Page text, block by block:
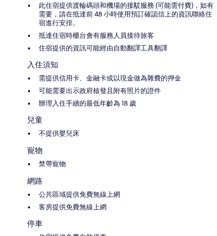
此住宿提供渡輪碼頭和機場的接駁服務 (可能需付費)，如有
需要，請在抵達前 48 小時使用預訂確認信上的資訊聯絡住
宿進行安排。
抵達住宿時櫃台會有服務人員接待旅客
住宿提供的資訊可能經由自動翻譯工具翻譯
入住須知
需提供信用卡、金融卡或以現金做為雜費的押金
可能需要出示政府核發且附有照片的證件
辦理入住手續的最低年齡為 18 歲
兒童
不提供嬰兒床
寵物
禁帶寵物
網路
公共區域提供免費無線上網
客房提供免費無線上網
停車